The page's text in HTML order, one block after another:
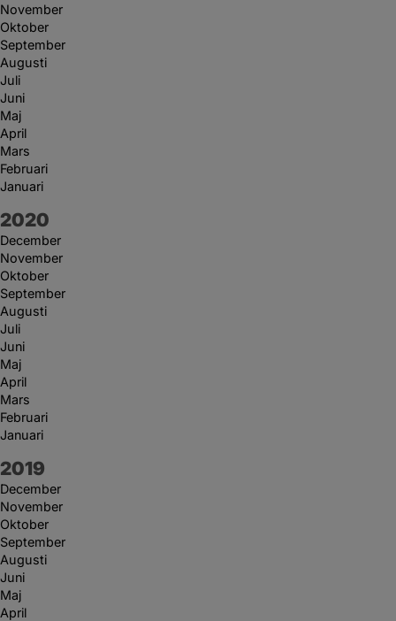
November
Oktober
September
Augusti
Juli
Juni
Maj
April
Mars
Februari
Januari
År:
2020
December
November
Oktober
September
Augusti
Juli
Juni
Maj
April
Mars
Februari
Januari
År:
2019
December
November
Oktober
September
Augusti
Juni
Maj
April